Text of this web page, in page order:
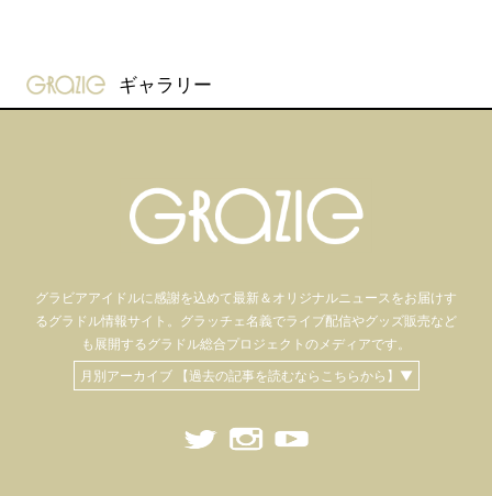
gravure-grazie
ギャラリー
グラビアアイドルに感謝を込めて最新＆オリジナルニュースをお届けす
るグラドル情報サイト。 グラッチェ名義でライブ配信やグッズ販売など
も 展開するグラドル総合プロジェクトのメディアです。
月別アーカイブ 【過去の記事を読むならこちらから】▼